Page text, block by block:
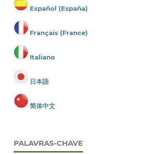
Español (España)
Français (France)
Italiano
日本語
简体中文
PALAVRAS-CHAVE